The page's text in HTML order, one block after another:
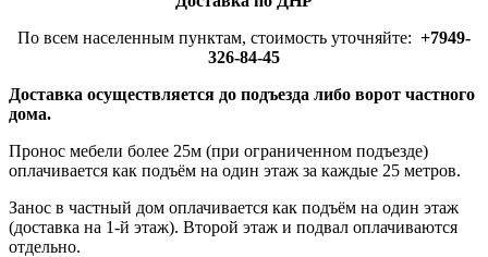
По всем населенным пунктам, стоимость уточняйте: +7949-
326-84-45
Доставка осуществляется до подъезда либо ворот частного
дома.
Пронос мебели более 25м (при ограниченном подъезде)
оплачивается как подъём на один этаж за каждые 25 метров.
Занос в частный дом оплачивается как подъём на один этаж
(доставка на 1-й этаж). Второй этаж и подвал оплачиваются
отдельно.